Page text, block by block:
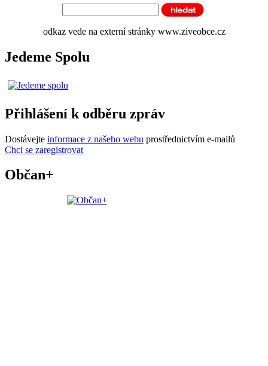
odkaz vede na externí stránky www.ziveobce.cz
Jedeme Spolu
Přihlášení k odběru zpráv
Dostávejte informace z našeho webu prostřednictvím e-mailů
Chci se zaregistrovat
Občan+